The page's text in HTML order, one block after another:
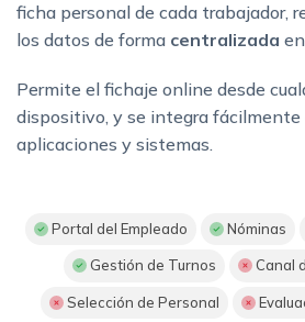
ficha personal de cada trabajador,
los datos de forma centralizada
Permite el fichaje online desde
dispositivo, y se integra fácilmente
aplicaciones y sistemas.
Portal del Empleado Nóminas
Gestión de Turnos Canal
Selección de Personal